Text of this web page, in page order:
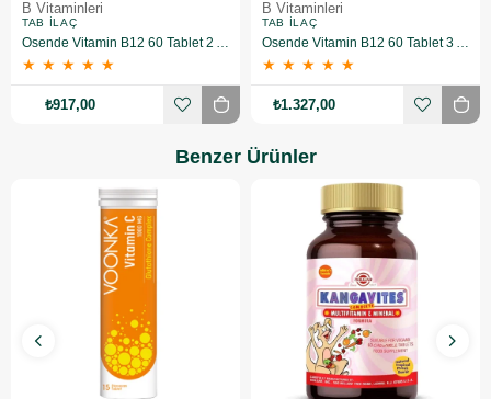
B Vitaminleri
TAB İLAÇ
Osende Vitamin B12 60 Tablet 2 Adet
★ ★ ★ ★ ★
₺917,00
B Vitaminleri
TAB İLAÇ
Osende Vitamin B12 60 Tablet 3 Adet
★ ★ ★ ★ ★
₺1.327,00
Benzer Ürünler